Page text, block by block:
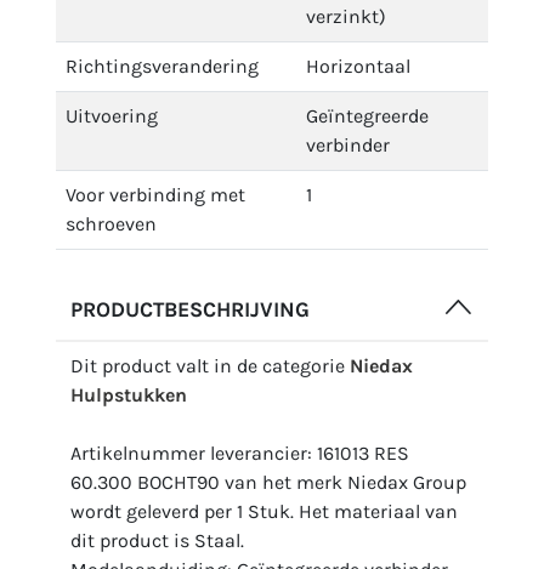
verzinkt)
Richtingsverandering Horizontaal
Uitvoering
Geïntegreerde
verbinder
Voor verbinding met
schroeven
1
PRODUCTBESCHRIJVING
Dit product valt in de categorie Niedax
Hulpstukken
Artikelnummer leverancier: 161013 RES
60.300 BOCHT90 van het merk Niedax Group
wordt geleverd per 1 Stuk. Het materiaal van
dit product is Staal.